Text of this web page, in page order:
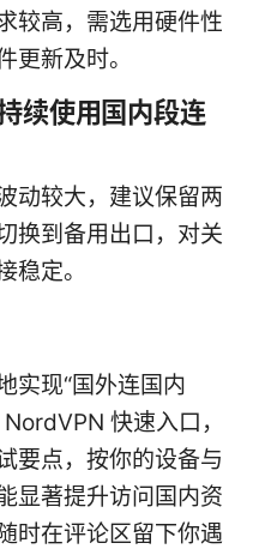
较高，需选用硬件性
更新及时。
续使用国内段连
动较大，建议保留两
换到备用出口，对关
稳定。
实现“国外连国内
快速入口，
要点，按你的设备与
显著提升访问国内资
时在评论区留下你遇